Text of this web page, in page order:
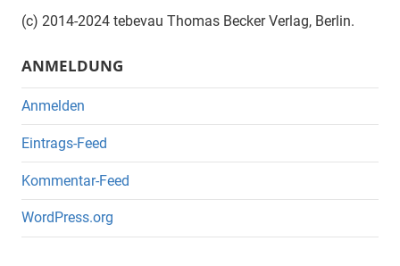
(c) 2014-2024 tebevau Thomas Becker Verlag, Berlin.
ANMELDUNG
Anmelden
Eintrags-Feed
Kommentar-Feed
WordPress.org